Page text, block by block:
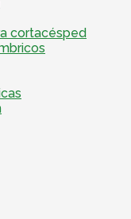
cortacésped